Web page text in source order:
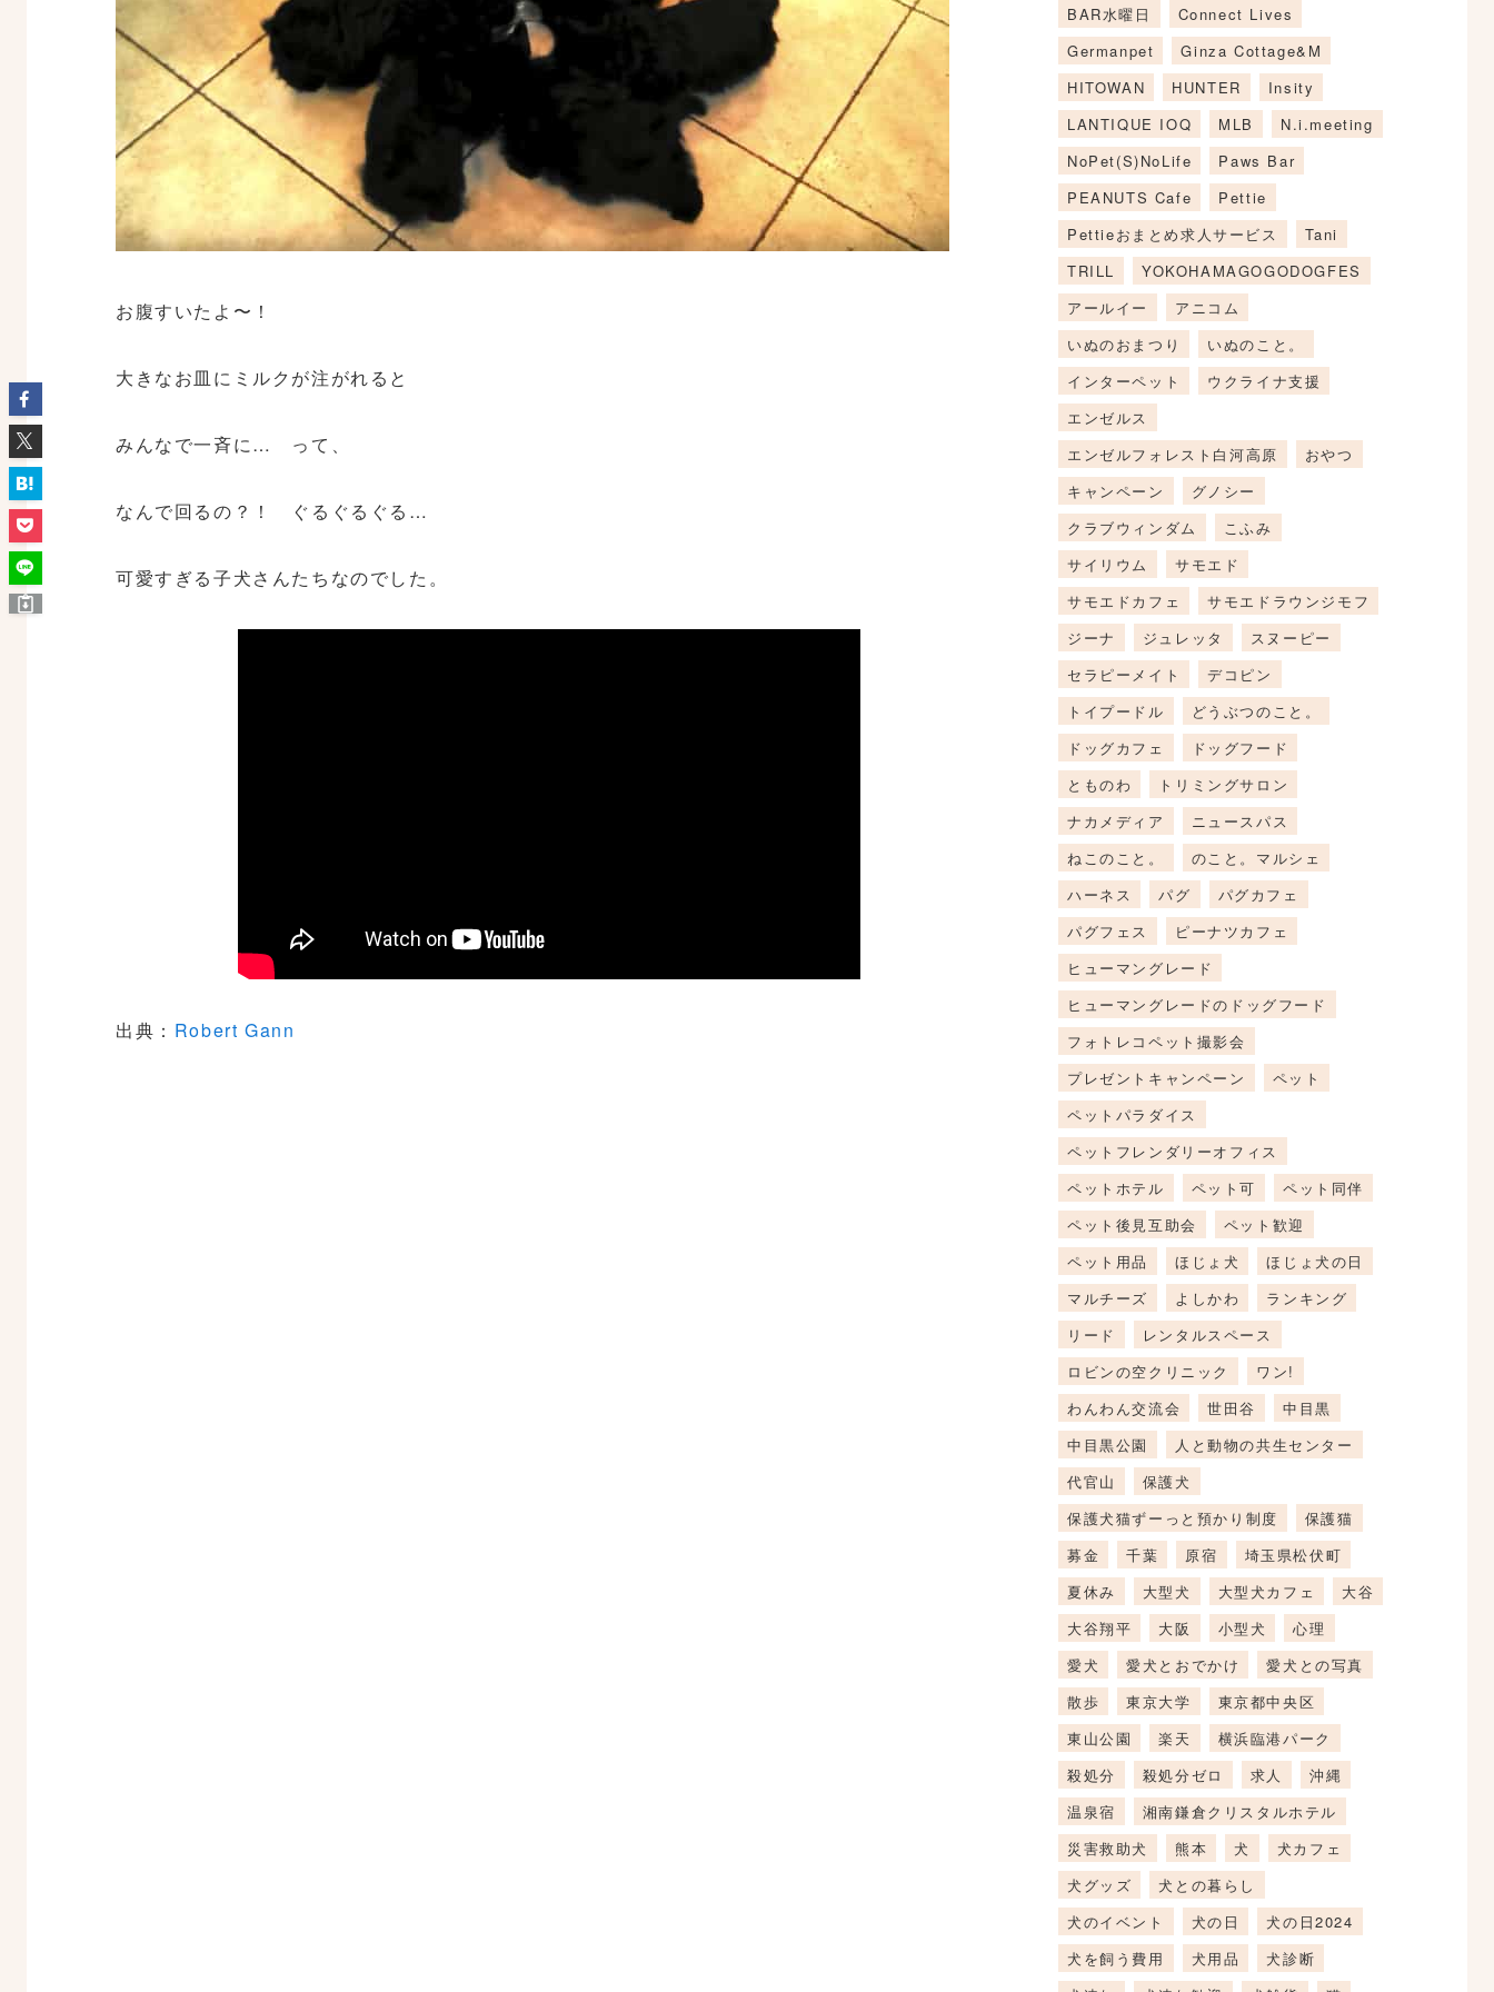
お腹すいたよ〜！
大きなお皿にミルクが注がれると
みんなで一斉に… って、
なんで回るの？！ ぐるぐるぐる…
可愛すぎる子犬さんたちなのでした。
出典： Robert Gann
BAR水曜日
Connect Lives
Germanpet
Ginza Cottage&M
HITOWAN
HUNTER
Insity
LANTIQUE IOQ
MLB
N.i.meeting
NoPet(S)NoLife
Paws Bar
PEANUTS Cafe
Pettie
Pettieおまとめ求人サービス
Tani
TRILL
YOKOHAMAGOGODOGFES
アールイー
アニコム
いぬのおまつり
いぬのこと。
インターペット
ウクライナ支援
エンゼルス
エンゼルフォレスト白河高原
おやつ
キャンペーン
グノシー
クラブウィンダム
こふみ
サイリウム
サモエド
サモエドカフェ
サモエドラウンジモフ
ジーナ
ジュレッタ
スヌーピー
セラピーメイト
デコピン
トイプードル
どうぶつのこと。
ドッグカフェ
ドッグフード
とものわ
トリミングサロン
ナカメディア
ニュースパス
ねこのこと。
のこと。マルシェ
ハーネス
パグ
パグカフェ
パグフェス
ピーナツカフェ
ヒューマングレード
ヒューマングレードのドッグフード
フォトレコペット撮影会
プレゼントキャンペーン
ペット
ペットパラダイス
ペットフレンダリーオフィス
ペットホテル
ペット可
ペット同伴
ペット後見互助会
ペット歓迎
ペット用品
ほじょ犬
ほじょ犬の日
マルチーズ
よしかわ
ランキング
リード
レンタルスペース
ロビンの空クリニック
ワン!
わんわん交流会
世田谷
中目黒
中目黒公園
人と動物の共生センター
代官山
保護犬
保護犬猫ずーっと預かり制度
保護猫
募金
千葉 原宿
埼玉県松伏町
夏休み
大型犬 大型犬カフェ
大谷
大谷翔平
大阪 小型犬
心理
愛犬
愛犬とおでかけ
愛犬との写真
散歩
東京大学
東京都中央区
東山公園
楽天
横浜臨港パーク
殺処分
殺処分ゼロ 求人
沖縄
温泉宿
湘南鎌倉クリスタルホテル
災害救助犬
熊本 犬
犬カフェ
犬グッズ
犬との暮らし
犬のイベント
犬の日
犬の日2024
犬を飼う費用
犬用品
犬診断